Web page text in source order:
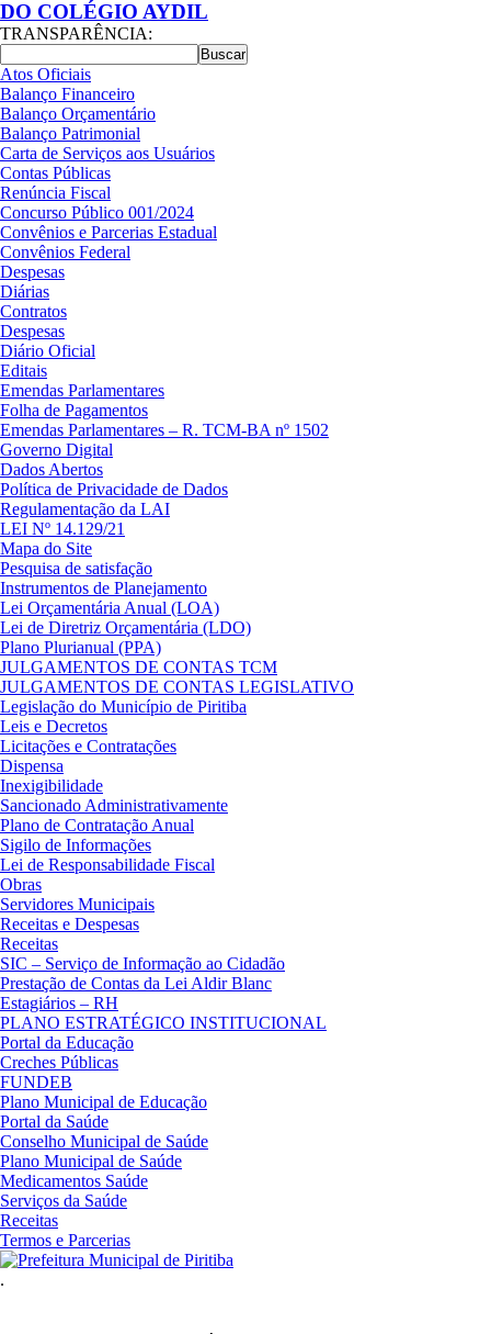
DO COLÉGIO AYDIL
TRANSPARÊNCIA:
Atos Oficiais
Balanço Financeiro
Balanço Orçamentário
Balanço Patrimonial
Carta de Serviços aos Usuários
Contas Públicas
Renúncia Fiscal
Concurso Público 001/2024
Convênios e Parcerias Estadual
Convênios Federal
Despesas
Diárias
Contratos
Despesas
Diário Oficial
Editais
Emendas Parlamentares
Folha de Pagamentos
Emendas Parlamentares – R. TCM-BA nº 1502
Governo Digital
Dados Abertos
Política de Privacidade de Dados
Regulamentação da LAI
LEI Nº 14.129/21
Mapa do Site
Pesquisa de satisfação
Instrumentos de Planejamento
Lei Orçamentária Anual (LOA)
Lei de Diretriz Orçamentária (LDO)
Plano Plurianual (PPA)
JULGAMENTOS DE CONTAS TCM
JULGAMENTOS DE CONTAS LEGISLATIVO
Legislação do Município de Piritiba
Leis e Decretos
Licitações e Contratações
Dispensa
Inexigibilidade
Sancionado Administrativamente
Plano de Contratação Anual
Sigilo de Informações
Lei de Responsabilidade Fiscal
Obras
Servidores Municipais
Receitas e Despesas
Receitas
SIC – Serviço de Informação ao Cidadão
Prestação de Contas da Lei Aldir Blanc
Estagiários – RH
PLANO ESTRATÉGICO INSTITUCIONAL
Portal da Educação
Creches Públicas
FUNDEB
Plano Municipal de Educação
Portal da Saúde
Conselho Municipal de Saúde
Plano Municipal de Saúde
Medicamentos Saúde
Serviços da Saúde
Receitas
Termos e Parcerias
.